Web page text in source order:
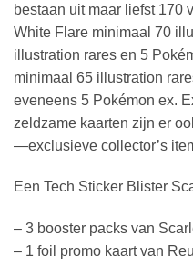
bestaan uit maar liefst 170
White Flare minimaal 70
illustration rares en 5
minimaal 65 illustration
eveneens 5 Pokémon ex.
zeldzame kaarten zijn er
—exclusieve collector’s
Een Tech Sticker Blister
– 3 booster packs van
– 1 foil promo kaart van